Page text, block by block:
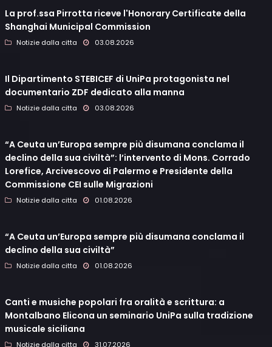
La prof.ssa Pirrotta riceve l'Honorary Certificate della
Shanghai Municipal Commission
Notizie dalla citta 03.08.2026
Il Dipartimento STEBICEF di UniPa protagonista nel
documentario ZDF dedicato alla manna
Notizie dalla citta 03.08.2026
“A Ceuta un’Europa sempre più disumana conclama il
declino della sua civiltà”: l’intervento di Mons. Corrado
Lorefice, Arcivescovo di Palermo e Presidente della
Commissione CEI sulle Migrazioni
Notizie dalla citta 01.08.2026
“A Ceuta un’Europa sempre più disumana conclama il
declino della sua civiltà”
Notizie dalla citta 01.08.2026
Canti e musiche popolari fra oralità e scrittura: a
Montalbano Elicona un seminario UniPa sulla tradizione
musicale siciliana
Notizie dalla citta 31.07.2026